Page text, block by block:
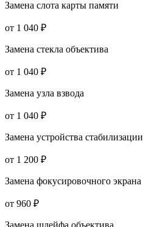
Замена слота карты памяти
от 1 040 ₽
Замена стекла объектива
от 1 040 ₽
Замена узла взвода
от 1 040 ₽
Замена устройства стабилизации
от 1 200 ₽
Замена фокусировочного экрана
от 960 ₽
Замена шлейфа объектива